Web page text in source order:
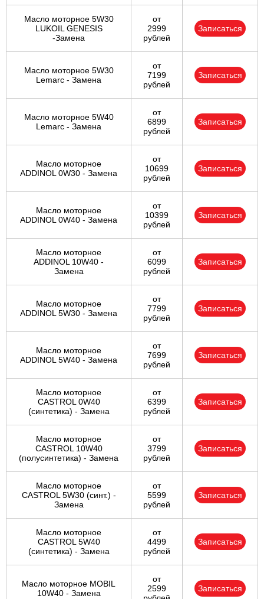
Масло моторное 5W30
LUKOIL GENESIS
-Замена
от
2999
рублей
Записаться
Масло моторное 5W30
Lemarc - Замена
от
7199
рублей
Записаться
Масло моторное 5W40
Lemarc - Замена
от
6899
рублей
Записаться
Масло моторное
ADDINOL 0W30 - Замена
от
10699
рублей
Записаться
Масло моторное
ADDINOL 0W40 - Замена
от
10399
рублей
Записаться
Масло моторное
ADDINOL 10W40 -
Замена
от
6099
рублей
Записаться
Масло моторное
ADDINOL 5W30 - Замена
от
7799
рублей
Записаться
Масло моторное
ADDINOL 5W40 - Замена
от
7699
рублей
Записаться
Масло моторное
CASTROL 0W40
(синтетика) - Замена
от
6399
рублей
Записаться
Масло моторное
CASTROL 10W40
(полусинтетика) - Замена
от
3799
рублей
Записаться
Масло моторное
CASTROL 5W30 (синт.) -
Замена
от
5599
рублей
Записаться
Масло моторное
CASTROL 5W40
(синтетика) - Замена
от
4499
рублей
Записаться
Масло моторное MOBIL
10W40 - Замена
от
2599
Записаться